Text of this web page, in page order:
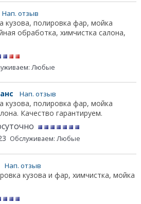
Нап. отзыв
кузова, полировка фар, мойка
обработка, химчистка салона,
Любые
Нап. отзыв
кузова, полировка фар, мойка
Качество гарантируем.
Обслуживаем: Любые
Нап. отзыв
кузова и фар, химчистка, мойка